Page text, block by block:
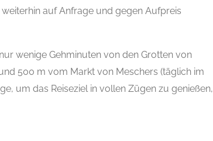
auf Anfrage und gegen Aufpreis
wenige Gehminuten von den Grotten von
500 m vom Markt von Meschers (täglich im
um das Reiseziel in vollen Zügen zu genießen,